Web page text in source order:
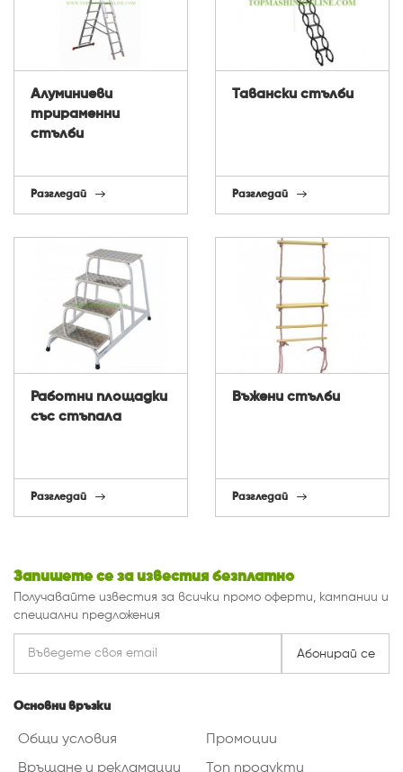
Алуминиеви
трираменни
стълби
Разгледай
Тавански стълби
Разгледай
Работни площадки
със стъпала
Разгледай
Въжени стълби
Разгледай
Запишете се за известия безплатно
Получавайте известия за всички промо оферти, кампании и
специални предложения
Абонирай се
Основни връзки
Общи условия
Връщане и рекламации
Промоции
Топ продукти